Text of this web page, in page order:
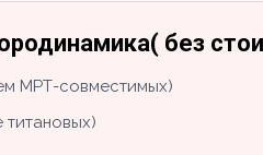
без
МРТ-совместимых)